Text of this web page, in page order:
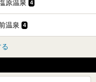
原温泉 4
温泉 4